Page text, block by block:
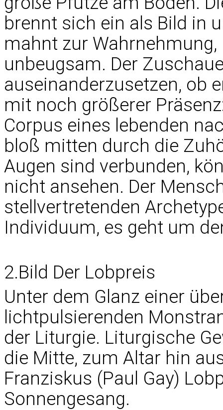
brennt sich ein als Bild in
mahnt zur
unbeugsam. Der
auseinanderzusetzen, ob
mit noch größerer
Corpus eines lebenden
bloß mitten durch die
Augen sind verbunden,
nicht ansehen. Der
stellvertretenden
Individuum, es geht um
2.Bild Der Lobpreis
Unter dem Glanz einer
lichtpulsierenden
der Liturgie. Liturgische
die Mitte, zum Altar hin
Franziskus (Paul Gay)
Sonnengesang.